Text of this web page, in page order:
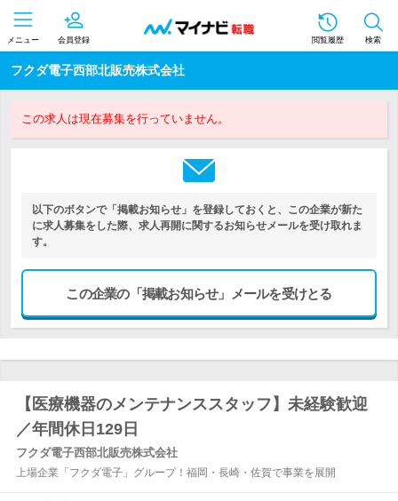
メニュー 会員登録 閲覧履歴 検索
フクダ電子西部北販売株式会社
この求人は現在募集を行っていません。
以下のボタンで「掲載お知らせ」を登録しておくと、この企業が新た
に求人募集をした際、求人再開に関するお知らせメールを受け取れま
す。
この企業の「掲載お知らせ」メールを受けとる
【医療機器のメンテナンススタッフ】未経験歓迎
／年間休日129日
フクダ電子西部北販売株式会社
上場企業「フクダ電子」グループ！福岡・長崎・佐賀で事業を展開